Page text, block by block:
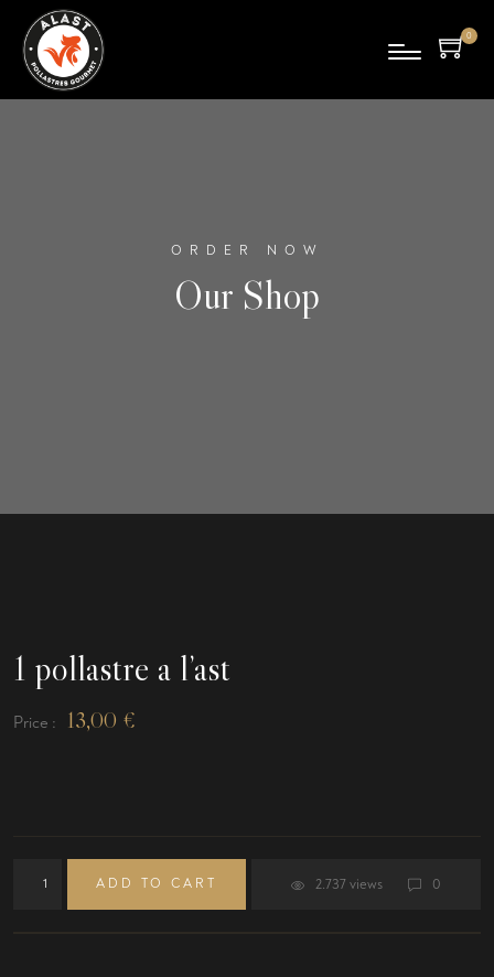
0
ORDER NOW
Our Shop
1 pollastre a l’ast
Price : 13,00 €
ADD TO CART 2.737 views 0